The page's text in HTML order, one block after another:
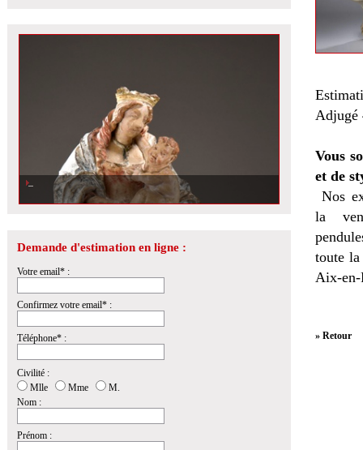
Demande d'estimation en ligne :
Votre email* :
Confirmez votre email* :
Téléphone* :
Civilité :
Mlle
Mme
M.
Nom :
Prénom :
Adjugé
Vous
et de
Nos
la
toute
Aix-en-
» Retour